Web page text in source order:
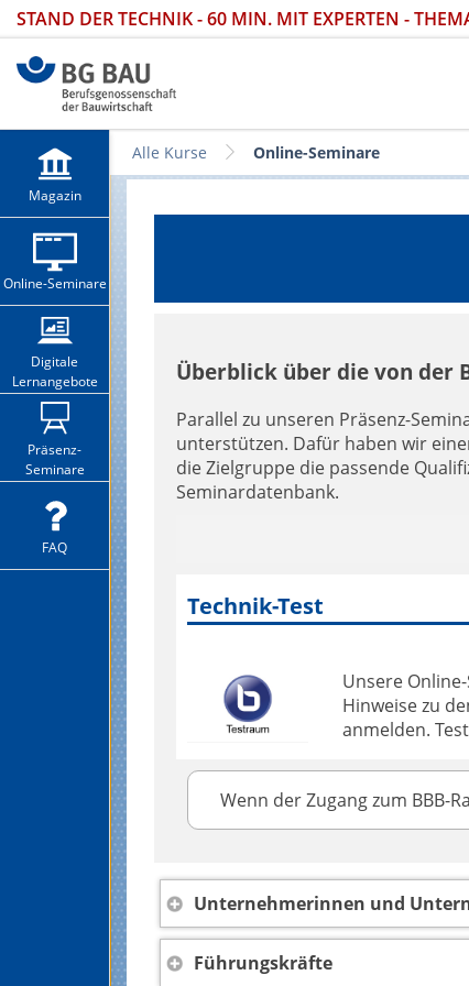
STAND DER TECHNIK - 60 MIN. MIT EXPERTEN -
Magazin
Online-Seminare
Digitale
Lernangebote
Präsenz-
Seminare
FAQ
Alle Kurse Online-Seminare
Überblick über die von der
Parallel zu unseren Präsenz-
unterstützen. Dafür haben wir
die Zielgruppe die passende
Seminardatenbank.
Technik-Test
Unsere
Hinweise zu
anmelden.
Wenn der Zugang zum BBB-
Unternehmerinnen und
Führungskräfte